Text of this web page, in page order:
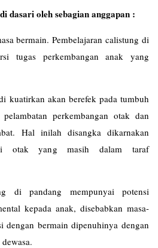
dasari oleh sebagian anggapan :
bermain. Pembelajaran calistung di
tugas perkembangan anak yang
kuatirkan akan berefek pada tumbuh
perkembangan otak dan
Hal inilah disangka dikarnakan
otak yang masih dalam taraf
di pandang mempunyai potensi
kepada anak, disebabkan masa-
dengan bermain dipenuhinya dengan